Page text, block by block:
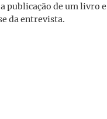
publicação de um livro e
da entrevista.